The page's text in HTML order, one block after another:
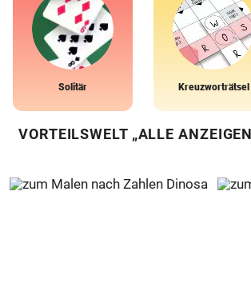
Solitär Kreuzworträtsel
VORTEILSWELT „ALLE